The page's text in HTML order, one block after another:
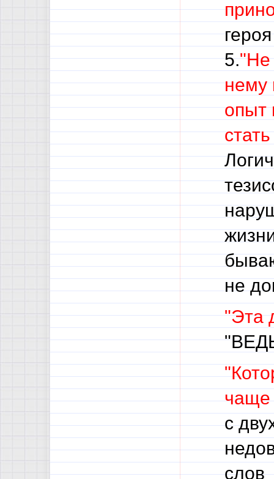
5."Не
нему
опыт
не
"Эта
чаще
с
слов